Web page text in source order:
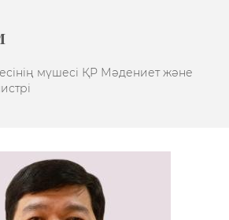
мүшесі ҚР Мәдениет және